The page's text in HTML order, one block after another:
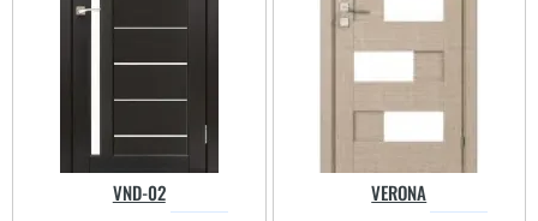
VND-02 VERONA